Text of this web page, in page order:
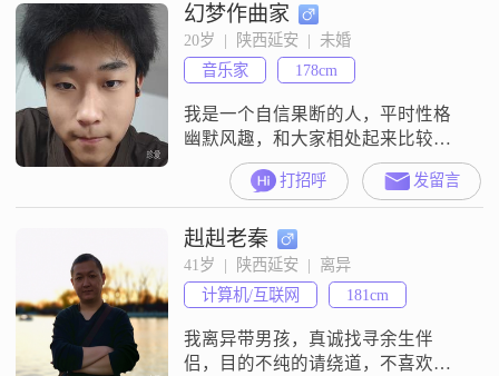
诚可靠，追求事业成功。在生活
中，我随和易相处，责任感强，乐
观积极，耐心包容。我热爱烹饪，
尤其喜欢做菜。每当有时间，我都
会在家中尝试各种菜式，享受烹饪
带来
幻梦作曲家
20岁  |  陕西延安  |  未婚
音乐家
178cm
我是一个自信果断的人，平时性格
幽默风趣，和大家相处起来比较轻
松##3002##我对待感情和生活都真
诚可靠，做事风格成熟稳重，心态
上一直保持乐观积极##3002##我平
时热衷自我提升，会坚持阅读写
作，也会去健身增肌，有时候还会
进行乐器演奏##3002##我觉得两个
人在一起，三观契合很重要
打招呼 发留言
赳赳老秦
41岁  |  陕西延安  |  离异
计算机/互联网
181cm
我离异带男孩，真诚找寻余生伴
侣，目的不纯的请绕道，不喜欢孩